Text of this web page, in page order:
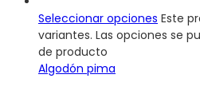
Seleccionar opciones Este
variantes. Las opciones se
de producto
Algodón pima